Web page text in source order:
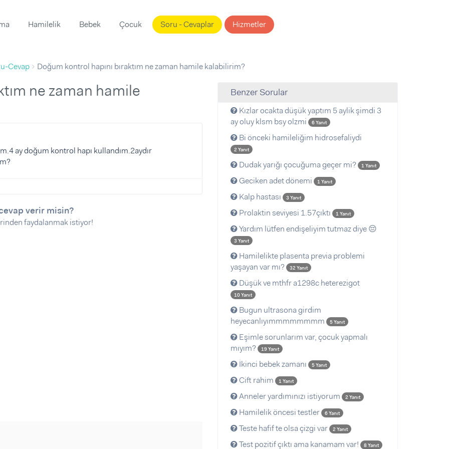
Hamilelik Bebek Çocuk Soru - Cevaplar Hizmetler
Cevap Doğum kontrol hapını bıraktım ne zaman hamile kalabilirim?
ay doğum kontrol hapı kullandım.2aydır
verir misin?
faydalanmak istiyor!
Benzer Sorular
Kızlar ocakta düşük yaptım 5 aylik şimdi 3
ay oluy klsm bsy olzmi
6 Yanıt
Bi önceki hamileliğim hidrosefaliydi
2 Yanıt
Dudak yarığı çocuğuma geçer mi? 1 Yanıt
Geciken adet dönemi 1 Yanıt
Kalp hastası 3 Yanıt
Prolaktin seviyesi 1.57çıktı 1 Yanıt
Yardım lütfen endişeliyim tutmaz diye 😔
3 Yanıt
Hamilelikte plasenta previa problemi
yaşayan var mı?
32 Yanıt
Düşük ve mthfr a1298c heterezigot
10 Yanıt
Bugun ultrasona girdim
heyecanlıyımmmmmmmm
5 Yanıt
Eşimle sorunlarım var, çocuk yapmalı
mıyım?
19 Yanıt
İkinci bebek zamanı 5 Yanıt
Cift rahim 1 Yanıt
Anneler yardımınızı istiyorum 2 Yanıt
Hamilelik öncesi testler 6 Yanıt
Teste hafif te olsa çizgi var 2 Yanıt
Test pozitif çıktı ama kanamam var! 8 Yanıt